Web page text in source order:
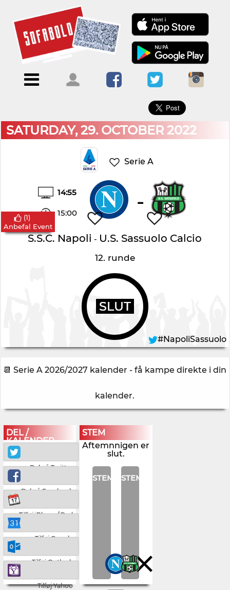
Menu
ForsideKalendere
Blogs
Om
Sofabold
Kontakt
bruger
Log
ind
×
SATURDAY, 29. OCTOBER 2022
Serie A
14:55
15:00 -
S.S.C. Napoli - U.S. Sassuolo Calcio
12. runde
SLUT
(1)
Anbefal Event
#NapoliSassuolo
📆 Serie A 2026/2027 kalender - få kampe direkte i din
kalender.
DEL /
KALENDER
Del på Twitter
Del på Facebook
Tilføj iPhone/iPad
Tilføj Google
Tilføj Outlook
Tilføj Yahoo
STEM
Aftemnnigen er
slut.
STEM STEM